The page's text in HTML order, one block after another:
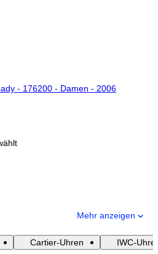
- 176200 - Damen - 2006
Mehr anzeigen
Cartier-Uhren IWC-